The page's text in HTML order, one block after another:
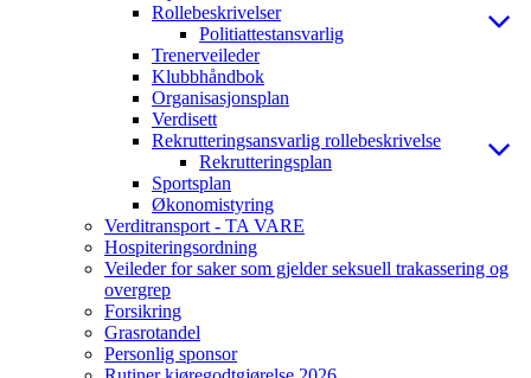
Rollebeskrivelser
Politiattestansvarlig
Trenerveileder
Klubbhåndbok
Organisasjonsplan
Verdisett
Rekrutteringsansvarlig rollebeskrivelse
Rekrutteringsplan
Sportsplan
Økonomistyring
Verditransport - TA VARE
Hospiteringsordning
Veileder for saker som gjelder seksuell trakassering og
overgrep
Forsikring
Grasrotandel
Personlig sponsor